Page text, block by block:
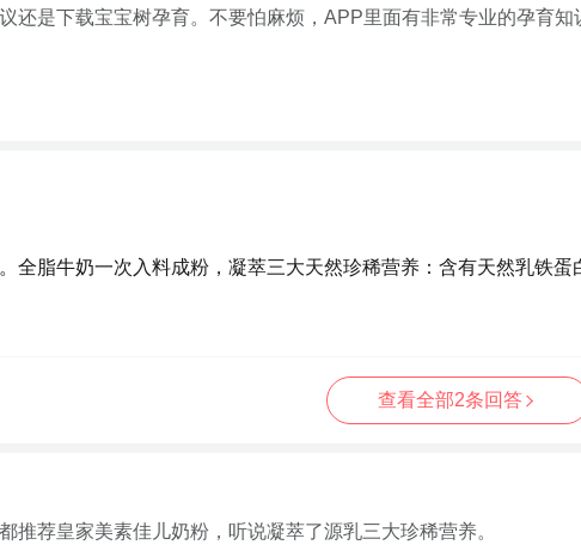
还是下载宝宝树孕育。不要怕麻烦，APP里面有非常专业的孕育
全脂牛奶一次入料成粉，凝萃三大天然珍稀营养：含有天然乳铁
查看全部2条回答
推荐皇家美素佳儿奶粉，听说凝萃了源乳三大珍稀营养。